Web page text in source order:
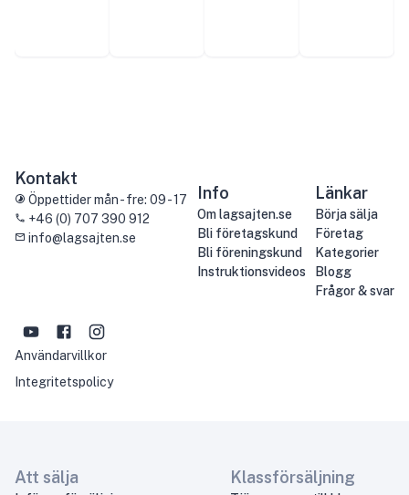
Kontakt
Öppettider mån - fre: 09 - 17
+46 (0) 707 390 912
info@lagsajten.se
Info
Om lagsajten.se
Bli företagskund
Bli föreningskund
Instruktionsvideos
Länkar
Börja sälja
Företag
Kategorier
Blogg
Frågor & svar
Användarvillkor
Integritetspolicy
Att sälja Klassförsäljning